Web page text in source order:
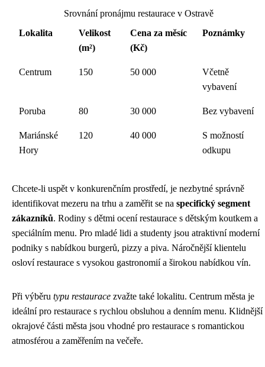
Srovnání pronájmu restaurace v Ostravě
Lokalita
Velikost
(m²)
Cena za měsíc
(Kč)
Poznámky
Centrum 150 50 000
Včetně
vybavení
Poruba 80 30 000 Bez vybavení
Mariánské
Hory
120 40 000
S možností
odkupu
Chcete-li uspět v konkurenčním prostředí, je nezbytné správně
identifikovat mezeru na trhu a zaměřit se na specifický segment
zákazníků. Rodiny s dětmi ocení restaurace s dětským koutkem a
speciálním menu. Pro mladé lidi a studenty jsou atraktivní moderní
podniky s nabídkou burgerů, pizzy a piva. Náročnější klientelu
osloví restaurace s vysokou gastronomií a širokou nabídkou vín.
Při výběru typu restaurace zvažte také lokalitu. Centrum města je
ideální pro restaurace s rychlou obsluhou a denním menu. Klidnější
okrajové části města jsou vhodné pro restaurace s romantickou
atmosférou a zaměřením na večeře.